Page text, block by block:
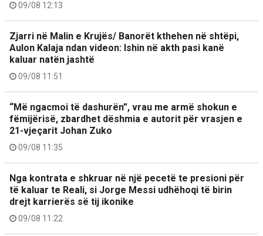
09/08 12:13
Zjarri në Malin e Krujës/ Banorët kthehen në shtëpi,
Aulon Kalaja ndan videon: Ishin në akth pasi kanë
kaluar natën jashtë
09/08 11:51
“Më ngacmoi të dashurën”, vrau me armë shokun e
fëmijërisë, zbardhet dëshmia e autorit për vrasjen e
21-vjeçarit Johan Zuko
09/08 11:35
Nga kontrata e shkruar në një pecetë te presioni për
të kaluar te Reali, si Jorge Messi udhëhoqi të birin
drejt karrierës së tij ikonike
09/08 11:22